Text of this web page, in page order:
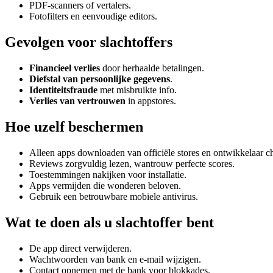
PDF-scanners of vertalers.
Fotofilters en eenvoudige editors.
Gevolgen voor slachtoffers
Financieel verlies door herhaalde betalingen.
Diefstal van persoonlijke gegevens.
Identiteitsfraude met misbruikte info.
Verlies van vertrouwen in appstores.
Hoe uzelf beschermen
Alleen apps downloaden van officiële stores en ontwikkelaar
Reviews zorgvuldig lezen, wantrouw perfecte scores.
Toestemmingen nakijken voor installatie.
Apps vermijden die wonderen beloven.
Gebruik een betrouwbare mobiele antivirus.
Wat te doen als u slachtoffer bent
De app direct verwijderen.
Wachtwoorden van bank en e-mail wijzigen.
Contact opnemen met de bank voor blokkades.